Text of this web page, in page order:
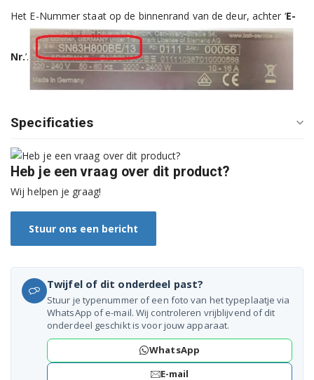
GVW695P02
GVW990ON
GVW990P02
GVW994P01
S1453W0EU
S1459W0EU
S24M45N0DE
S24M45N2EU
S24M45N3EU
Het E-Nummer staat op de binnenrand van de deur, achter ‘E-
Nr.’.
Specificaties
Heb je een vraag over dit product?
Wij helpen je graag!
Stuur ons een bericht
Twijfel of dit onderdeel past?
Stuur je typenummer of een foto van het typeplaatje via
WhatsApp of e-mail. Wij controleren vrijblijvend of dit
onderdeel geschikt is voor jouw apparaat.
WhatsApp
E-mail